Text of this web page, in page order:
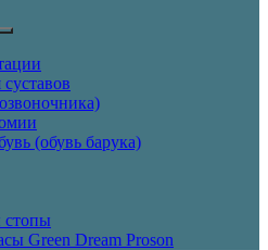
(обувь барука)
стопы
Green Dream Proson